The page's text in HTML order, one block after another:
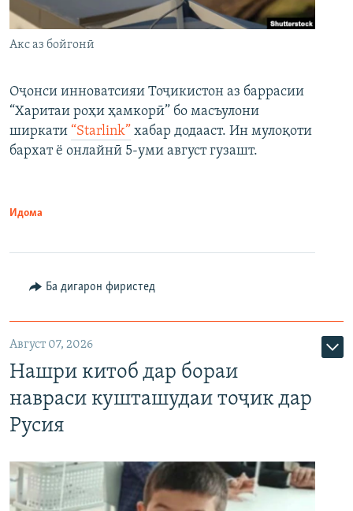
Акс аз бойгонӣ
Оҷонси инноватсияи Тоҷикистон аз баррасии
“Харитаи роҳи ҳамкорӣ” бо масъулони
ширкати “Starlink” хабар додааст. Ин мулоқоти
бархат ё онлайнӣ 5-уми август гузашт.
Идома
Ба дигарон фиристед
Август 07, 2026
Нашри китоб дар бораи
навраси кушташудаи тоҷик дар
Русия